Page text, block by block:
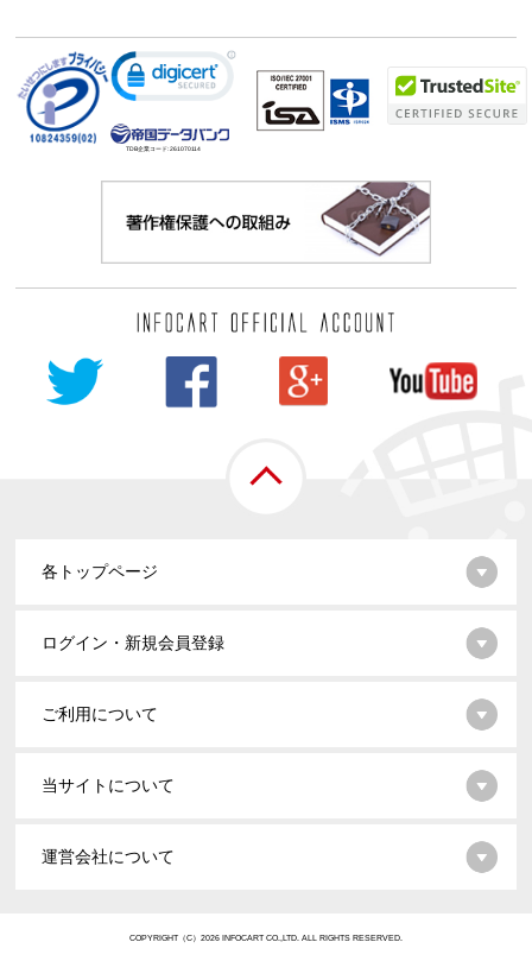
TDB企業コード:261070114
各トップページ
ログイン・新規会員登録
ご利用について
当サイトについて
運営会社について
COPYRIGHT（C）2026 INFOCART CO.,LTD. ALL RIGHTS RESERVED.